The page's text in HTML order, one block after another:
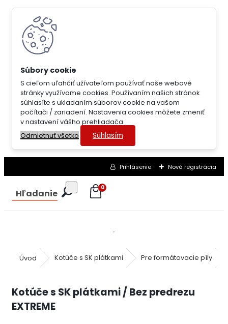
S cieľom uľahčiť užívateľom používať naše webové
stránky využívame cookies. Používaním našich stránok
súhlasíte s ukladaním súborov cookie na vašom
počítači / zariadení. Nastavenia cookies môžete zmeniť
v nastavení vášho prehliadača.
Odmietnuť všetko
Súhlasím
Prihlásenie Nová registrácia
Hľadanie 0
Úvod Kotúče s SK plátkami Pre formátovacie píly
Kotúče s SK plátkami / Bez predrezu
EXTREME